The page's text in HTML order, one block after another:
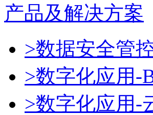
产品及解决方案
>数据安全管
>数字化应用-
>数字化应用-